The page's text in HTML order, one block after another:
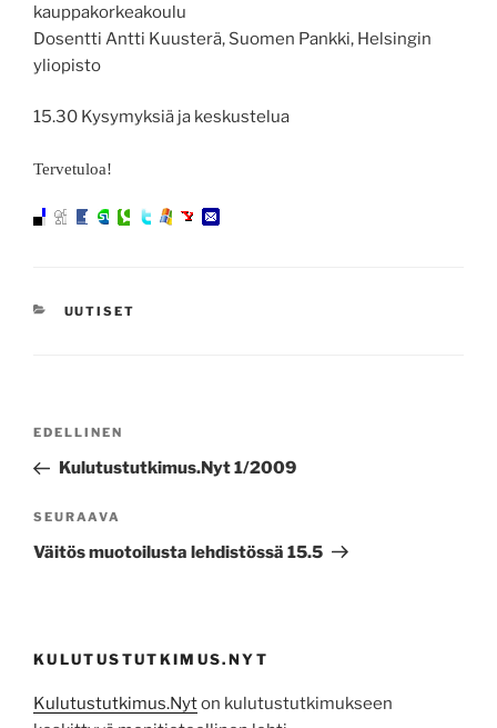
kauppakorkeakoulu
Dosentti Antti Kuusterä, Suomen Pankki, Helsingin
yliopisto
15.30 Kysymyksiä ja keskustelua
Tervetuloa!
KATEGORIAT
UUTISET
Edellinen
artikkeli
EDELLINEN
Kulutustutkimus.Nyt 1/2009
Seuraava
artikkeli
SEURAAVA
Väitös muotoilusta lehdistössä 15.5
KULUTUSTUTKIMUS.NYT
Kulutustutkimus.Nyton kulutustutkimukseen